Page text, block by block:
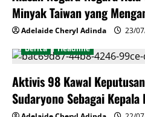
Minyak Taiwan yang
Adelaide Cheryl Adinda 23/
Berita
Headline
Aktivis 98 Kawal
Sudaryono Sebagai Kepala